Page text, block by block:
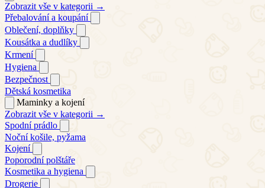
Zobrazit vše v kategorii →
Přebalování a koupání
Oblečení, doplňky
Kousátka a dudlíky
Krmení
Hygiena
Bezpečnost
Dětská kosmetika
Maminky a kojení
Zobrazit vše v kategorii →
Spodní prádlo
Noční košile, pyžama
Kojení
Poporodní polštáře
Kosmetika a hygiena
Drogerie